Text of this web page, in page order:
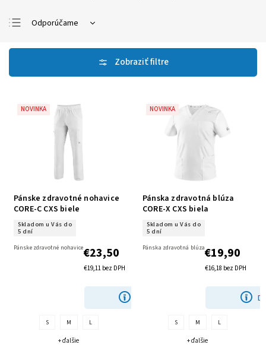
Odporúčame
Najpredávanejšie
NOVINKA
Pánske zdravotné nohavice
CORE-C CXS biele
Skladom u Vás do
5 dní
€19,11 bez DPH
€23,50
Pánske zdravotné nohavice
S M L
+ ďalšie
NOVINKA
Pánska zdravotná blúza
CORE-X CXS biela
Skladom u Vás do
5 dní
€16,18 bez DPH
€19,90
Pánska zdravotná blúza
S M L
+ ďalšie